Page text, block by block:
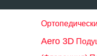
Aero 3D